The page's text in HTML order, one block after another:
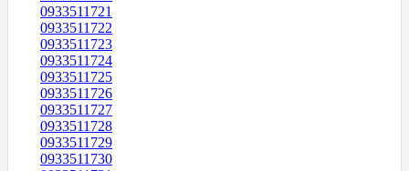
0933511721
0933511722
0933511723
0933511724
0933511725
0933511726
0933511727
0933511728
0933511729
0933511730